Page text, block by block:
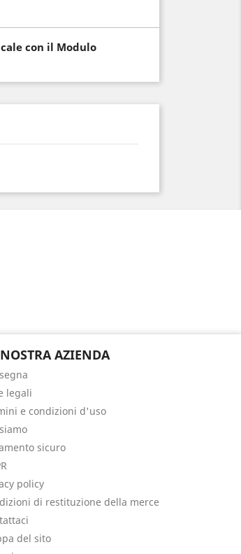
con il Modulo
AZIENDA
legali
e condizioni d'uso
sicuro
policy
di restituzione della merce
del sito